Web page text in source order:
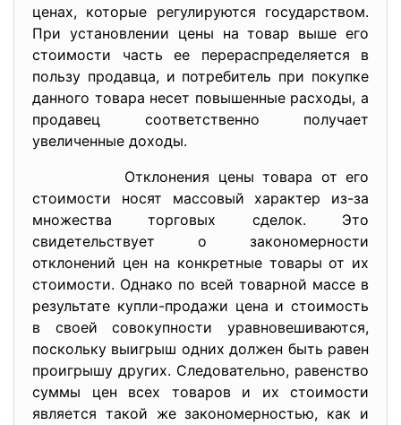
ценах, которые регулируются государством.
При установлении цены на товар выше его
стоимости часть ее перераспределяется в
пользу продавца, и потребитель при покупке
данного товара несет повышенные расходы, а
продавец соответственно получает
увеличенные доходы.
Отклонения цены товара от его
стоимости носят массовый характер из-за
множества торговых сделок. Это
свидетельствует о закономерности
отклонений цен на конкретные товары от их
стоимости. Однако по всей товарной массе в
результате купли-продажи цена и стоимость
в своей совокупности уравновешиваются,
поскольку выигрыш одних должен быть равен
проигрышу других. Следовательно, равенство
суммы цен всех товаров и их стоимости
является такой же закономерностью, как и